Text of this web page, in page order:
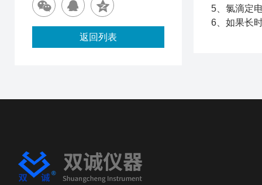
5、氯滴定
6、如果长
返回列表